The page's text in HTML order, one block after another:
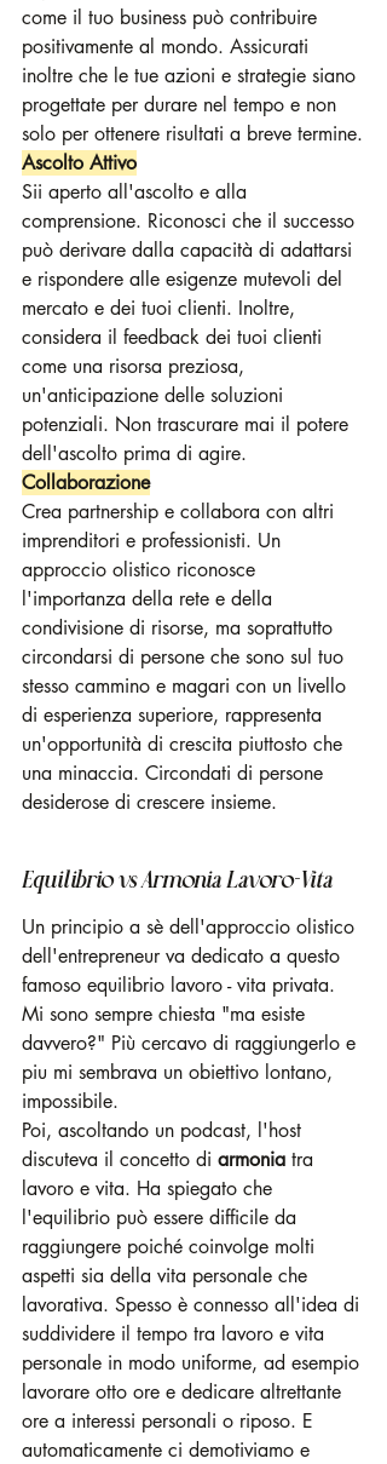
come il tuo business può contribuire
positivamente al mondo. Assicurati
inoltre che le tue azioni e strategie siano
progettate per durare nel tempo e non
solo per ottenere risultati a breve termine.
Ascolto Attivo
Sii aperto all'ascolto e alla
comprensione. Riconosci che il successo
può derivare dalla capacità di adattarsi
e rispondere alle esigenze mutevoli del
mercato e dei tuoi clienti. Inoltre,
considera il feedback dei tuoi clienti
come una risorsa preziosa,
un'anticipazione delle soluzioni
potenziali. Non trascurare mai il potere
dell'ascolto prima di agire.
Collaborazione
Crea partnership e collabora con altri
imprenditori e professionisti. Un
approccio olistico riconosce
l'importanza della rete e della
condivisione di risorse, ma soprattutto
circondarsi di persone che sono sul tuo
stesso cammino e magari con un livello
di esperienza superiore, rappresenta
un'opportunità di crescita piuttosto che
una minaccia. Circondati di persone
desiderose di crescere insieme.
Equilibrio vs Armonia Lavoro-Vita
Un principio a sè dell'approccio olistico
dell'entrepreneur va dedicato a questo
famoso equilibrio lavoro - vita privata.
Mi sono sempre chiesta "ma esiste
davvero?" Più cercavo di raggiungerlo e
piu mi sembrava un obiettivo lontano,
impossibile.
Poi, ascoltando un podcast, l'host
discuteva il concetto di armonia tra
lavoro e vita. Ha spiegato che
l'equilibrio può essere difficile da
raggiungere poiché coinvolge molti
aspetti sia della vita personale che
lavorativa. Spesso è connesso all'idea di
suddividere il tempo tra lavoro e vita
personale in modo uniforme, ad esempio
lavorare otto ore e dedicare altrettante
ore a interessi personali o riposo. E
automaticamente ci demotiviamo e